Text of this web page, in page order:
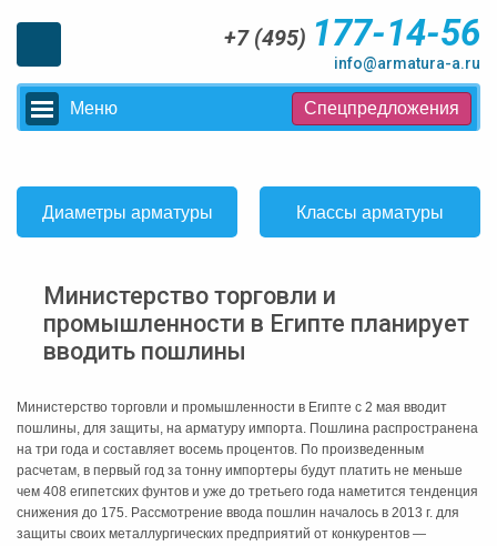
+7 (495) 177-14-56
info@armatura-a.ru
Меню Спецпредложения
Диаметры арматуры Классы арматуры
Министерство торговли и
промышленности в Египте планирует
вводить пошлины
Министерство торговли и промышленности в Египте с 2 мая вводит
пошлины, для защиты, на арматуру импорта. Пошлина распространена
на три года и составляет восемь процентов. По произведенным
расчетам, в первый год за тонну импортеры будут платить не меньше
чем 408 египетских фунтов и уже до третьего года наметится тенденция
снижения до 175. Рассмотрение ввода пошлин началось в 2013 г. для
защиты своих металлургических предприятий от конкурентов —